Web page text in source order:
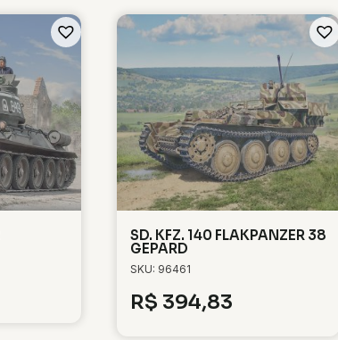
SD. KFZ. 140 FLAKPANZER 38
GEPARD
SKU: 96461
R$ 394,83